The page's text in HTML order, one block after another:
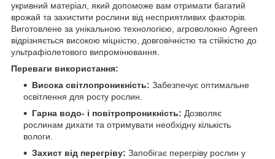
укривний матеріал, який допоможе вам отримати багатий
врожай та захистити рослини від несприятливих факторів.
Виготовлене за унікальною технологією, агроволокно Agreen
відрізняється високою міцністю, довговічністю та стійкістю до
ультрафіолетового випромінювання.
Переваги використання:
Висока світлопроникність: Забезпечує оптимальне
освітлення для росту рослин.
Гарна водо- і повітропроникність: Дозволяє
рослинам дихати та отримувати необхідну кількість
вологи.
Захист від перегріву: Запобігає перегріву рослин у